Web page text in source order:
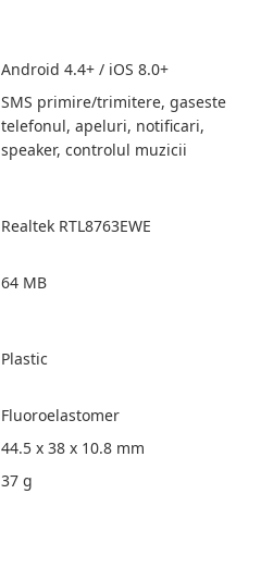
Android 4.4+ / iOS 8.0+
SMS primire/trimitere, gaseste
telefonul, apeluri, notificari,
speaker, controlul muzicii
Realtek RTL8763EWE
64 MB
Plastic
Fluoroelastomer
44.5 x 38 x 10.8 mm
37 g